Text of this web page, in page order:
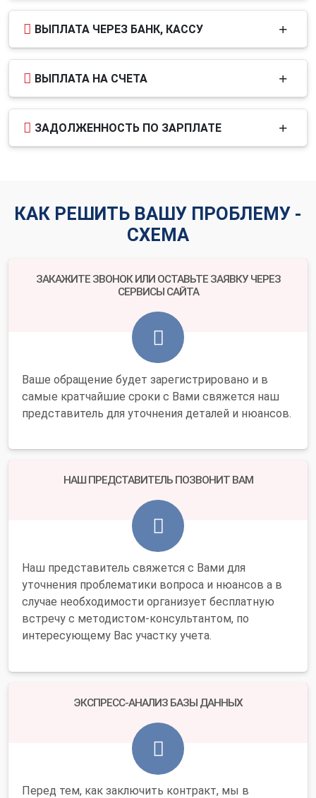
1С
ВЫПЛАТА ЧЕРЕЗ БАНК, КАССУ
ВЫПЛАТА НА СЧЕТА
ЗАДОЛЖЕННОСТЬ ПО ЗАРПЛАТЕ
КАК РЕШИТЬ ВАШУ ПРОБЛЕМУ -
СХЕМА
ЗАКАЖИТЕ ЗВОНОК ИЛИ ОСТАВЬТЕ ЗАЯВКУ ЧЕРЕЗ
СЕРВИСЫ САЙТА
Ваше обращение будет зарегистрировано и в
самые кратчайшие сроки с Вами свяжется наш
представитель для уточнения деталей и нюансов.
НАШ ПРЕДСТАВИТЕЛЬ ПОЗВОНИТ ВАМ
Наш представитель свяжется с Вами для
уточнения проблематики вопроса и нюансов а в
случае необходимости организует бесплатную
встречу с методистом-консультантом, по
интересующему Вас участку учета.
ЭКСПРЕСС-АНАЛИЗ БАЗЫ ДАННЫХ
Перед тем, как заключить контракт, мы в